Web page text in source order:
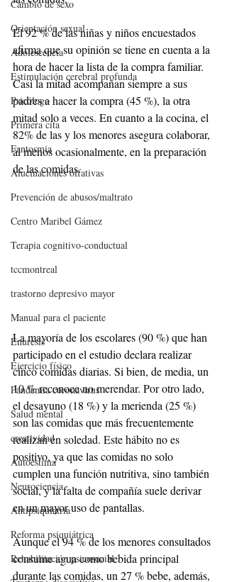
Cambio de sexo
Orientación sexual
Adolescencia
Estimulación cerebral profunda
Psicólogo
Primera cita
Fantosmia
Alucinaciones olfativas
Prevención de abusos/maltrato
Centro Maribel Gámez
Terapia cognitivo-conductual
tccmontreal
trastorno depresivo mayor
Manual para el paciente
Enuresis
Ejercicio físico
Pandemia coronavirus
Salud mental
creatividad
Autoestima
Neurociencia
Antipsiquiatría
Reforma psiquiátrica
Rehabilitación psicosocial
El 92 % de las niñas y niños encuestados
afirma que su opinión se tiene en cuenta a la
hora de hacer la lista de la compra familiar.
Casi la mitad acompañan siempre a sus
padres a hacer la compra (45 %), la otra
mitad solo a veces. En cuanto a la cocina, el
82% de las y los menores asegura colaborar,
al menos ocasionalmente, en la preparación
de las comidas.
La mayoría de los escolares (90 %) que han
participado en el estudio declara realizar
cinco comidas diarias. Si bien, de media, un
10 % reconoce no merendar. Por otro lado,
el desayuno (18 %) y la merienda (25 %)
son las comidas que más frecuentemente
realizan en soledad. Este hábito no es
positivo, ya que las comidas no solo
cumplen una función nutritiva, sino también
social, y la falta de compañía suele derivar
en un mayor uso de pantallas.
Aunque el 94 % de los menores consultados
consume agua como bebida principal
durante las comidas, un 27 % bebe, además,